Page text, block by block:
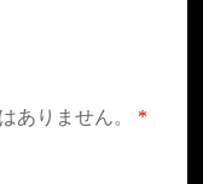
ありません。 *